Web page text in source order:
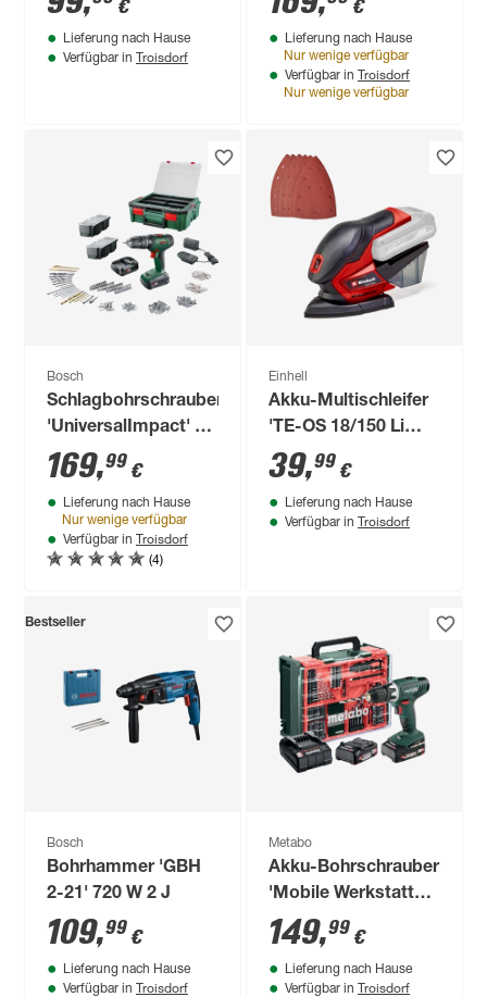
und Ladegerät
€
Lieferung nach Hause
Verfügbar in Troisdorf
Akku, Ø 165 mm
€
Lieferung nach Hause
Nur wenige verfügbar
Verfügbar in Troisdorf
Nur wenige verfügbar
Bosch
Schlagbohrschrauber
'UniversalImpact' 18
V mit Zubehörset
241-teilig
169,99 €
Lieferung nach Hause
Nur wenige verfügbar
Verfügbar in Troisdorf
(4)
Einhell
Akku-Multischleifer
'TE-OS 18/150 Li
Solo' 18 V ohne Akku
39,99 €
Lieferung nach Hause
Verfügbar in Troisdorf
Bestseller
Bosch
Bohrhammer 'GBH
2-21' 720 W 2 J
109,99 €
Lieferung nach Hause
Verfügbar in Troisdorf
Metabo
Akku-Bohrschrauber
'Mobile Werkstatt
BS 18 Li' 18 V mit 2
Akkus, Ladegerät
und 74-teiliger
149,99 €
Lieferung nach Hause
Verfügbar in Troisdorf